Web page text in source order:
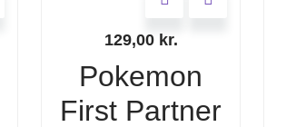
129,00 kr.
Pokemon
First Partner